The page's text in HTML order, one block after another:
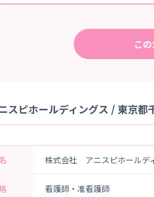
スピホールディングス / 東京都
株式会社 アニスピホールデ
看護師・准看護師